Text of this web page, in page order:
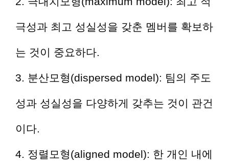
극성과 최고 성실성을 갖춘 멤버를 확보하
는 것이 중요하다.
3. 분산모형(dispersed model): 팀의 주도
성과 성실성을 다양하게 갖추는 것이 관건
이다.
4. 정렬모형(aligned model): 한 개인 내에